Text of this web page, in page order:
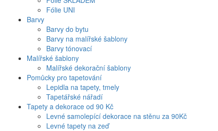
Fólie UNI
Barvy
Barvy do bytu
Barvy na malířské šablony
Barvy tónovací
Malířské šablony
Malířské dekorační šablony
Pomůcky pro tapetování
Lepidla na tapety, tmely
Tapetářské nářadí
Tapety a dekorace od 90 Kč
Levné samolepící dekorace na stěnu za 90Kč
Levné tapety na zeď